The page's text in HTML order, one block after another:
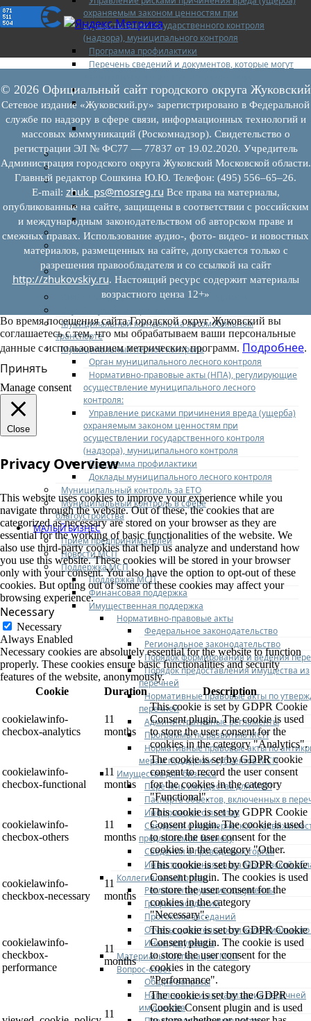
охраняемым законом ценностям при
осуществлении государственного контроля
(надзора), муниципального контроля
Программа профилактики
Перечень сведений и документов, которые могут
Доклады муниципального земельного контроля
Проекты нормативно-правовых актов отдела
земельного контроля
Иные сведения о работе отдела земельного
контроля
Бюджет для граждан
Росреестр
Муниципальный финансовый контроль
Нормативные документы
План работ
Отчеты
Муниципальный жилищный контроль
Реестр земельных участков с неоформленными
объектами недвижимого имущества
Перечень объектов недвижимого имущества г.о.
Жуковский
Списки кандидатов в присяжные заседатели
Муниципальный контроль на автомобильном
транспорте
Муниципальный лесной контроль
Орган муниципального лесного контроля
Нормативно-правовые акты (НПА), регулирующие
осуществление муниципального лесного
контроля:
Управление рисками причинения вреда (ущерба)
охраняемым законом ценностям при
осуществлении государственного контроля
(надзора), муниципального контроля
Программа профилактики
Доклады муниципального лесного контроля
Муниципальный контроль за ЕТО
Муниципальный контроль в сфере
благоустройства
МАЛЫЙ БИЗНЕС
Прием предпринимателей
Новости МСП
Поддержка МСП
Поддержка МСП
Финансовая поддержка
Имущественная поддержка
Нормативно-правовые акты
Федеральное законодательство
Региональное законодательство
Порядок формирования и ведения
Порядок предоставления имущества из
перечней
Нормативные правовые акты по
перечней
Административные регламенты
Программы по развитию МСП
Нормативные правовые акты по
мерам поддержки субъектов МСП
Имущество для бизнеса
Перечень имущества для МСП
Паспорта объектов, включенных в
Информация о льготах
Сведения о коммерческой
предлагаемой бизнесу
Сведения о проводимых торгах
Инвестиционная карта Московской
Коллегиальный орган
Регламентирующие документы
График заседаний
Протоколы заседаний
Отчеты о деятельности
Иные документы
Материалы Корпорации МСП
Вопрос-ответ
Общие вопросы
Наполнение и актуализация перечней
имущества
© 2026 Официальный сайт городского округа Жуковский
Сетевое издание «Жуковский.ру» зарегистрировано в Федеральной
службе по надзору в сфере связи, информационных технологий и
массовых коммуникаций (Роскомнадзор). Свидетельство о
регистрации ЭЛ № ФС77 — 77837 от 19.02.2020. Учредитель
Администрация городского округа Жуковский Московской области.
Главный редактор Сошкина Ю.Ю. Телефон: (495) 556–65–26.
E‑mail: zhuk_ps@mosreg.ru Все права на материалы,
опубликованные на сайте, защищены в соответствии с российским
и международным законодательством об авторском праве и
смежных правах. Использование аудио-, фото- видео- и новостных
материалов, размещенных на сайте, допускается только с
разрешения правообладателя и со ссылкой на сайт
http://zhukovskiy.ru. Настоящий ресурс содержит материалы
возрастного ценза 12+»
Во время посещения сайта Городской округ Жуковский вы
соглашаетесь с тем, что мы обрабатываем ваши персональные
данные с использованием метрических программ. Подробнее.
Принять
Manage consent
Close
Privacy Overview
This website uses cookies to improve your experience while you
navigate through the website. Out of these, the cookies that are
categorized as necessary are stored on your browser as they are
essential for the working of basic functionalities of the website. We
also use third-party cookies that help us analyze and understand how
you use this website. These cookies will be stored in your browser
only with your consent. You also have the option to opt-out of these
cookies. But opting out of some of these cookies may affect your
browsing experience.
Necessary
Necessary
Always Enabled
Necessary cookies are absolutely essential for the website to function
properly. These cookies ensure basic functionalities and security
features of the website, anonymously.
Cookie
Duration Description
cookielawinfo-
checbox-analytics
11
months
This cookie is set by GDPR Cookie
Consent plugin. The cookie is used
to store the user consent for the
cookies in the category "Analytics".
cookielawinfo-
checbox-functional
11
months
The cookie is set by GDPR cookie
consent to record the user consent
for the cookies in the category
"Functional".
cookielawinfo-
checbox-others
11
months
This cookie is set by GDPR Cookie
Consent plugin. The cookie is used
to store the user consent for the
cookies in the category "Other.
cookielawinfo-
checkbox-necessary
11
months
This cookie is set by GDPR Cookie
Consent plugin. The cookies is used
to store the user consent for the
cookies in the category
"Necessary".
cookielawinfo-
checkbox-
performance
11
months
This cookie is set by GDPR Cookie
Consent plugin. The cookie is used
to store the user consent for the
cookies in the category
"Performance".
11
The cookie is set by the GDPR
Cookie Consent plugin and is used